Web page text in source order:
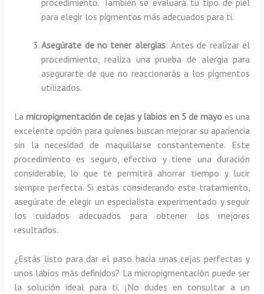
para elegir los pigmentos más adecuados para ti.
Asegúrate de no tener alergias: Antes de realizar el
procedimiento, realiza una prueba de alergia para
asegurarte de que no reaccionarás a los pigmentos
utilizados.
La micropigmentación de cejas y labios en 5 de mayoes una
excelente opción para quienes buscan mejorar su apariencia
sin la necesidad de maquillarse constantemente. Este
procedimiento es seguro, efectivo y tiene una duración
considerable, lo que te permitirá ahorrar tiempo y lucir
siempre perfecta. Si estás considerando este tratamiento,
asegúrate de elegir un especialista experimentado y seguir
los cuidados adecuados para obtener los mejores
resultados.
¿Estás listo para dar el paso hacia unas cejas perfectas y
unos labios más definidos? La micropigmentación puede ser
la solución ideal para ti. ¡No dudes en consultar a un